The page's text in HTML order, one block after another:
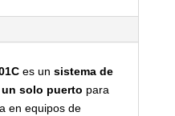
es un sistema de
solo puerto para
en equipos de